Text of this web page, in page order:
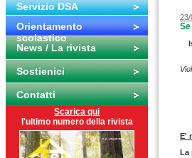
Servizio DSA
Orientamento
scolastico
News / La rivista
Sostienici
Contatti
Scarica qui
l'ultimo numero della rivista
23/
E'
La